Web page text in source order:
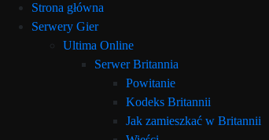
Strona główna
Serwery Gier
Ultima Online
Serwer Britannia
Powitanie
Kodeks Britannii
Jak zamieszkać w Britannii